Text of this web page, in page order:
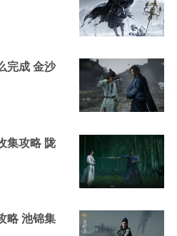
完成 金沙
集攻略 陇
略 池锦集